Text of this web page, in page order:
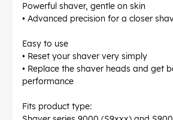
Powerful shaver, gentle on skin
• Advanced precision for a closer
Easy to use
• Reset your shaver very simply
• Replace the shaver heads and get
performance
Fits product type: